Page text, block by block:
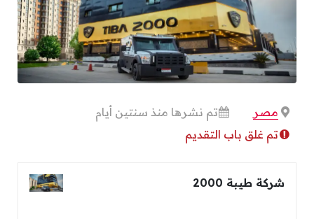
مصر
تم نشرها منذ سنتين أيام
تم غلق باب التقديم
شركة طيبة 2000